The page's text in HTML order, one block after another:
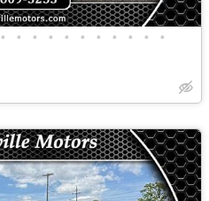
• • • • • • • • • • •